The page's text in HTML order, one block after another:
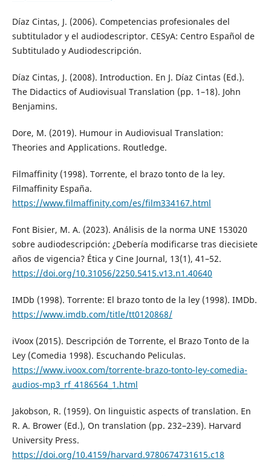
Díaz Cintas, J. (2006). Competencias profesionales del
subtitulador y el audiodescriptor. CESyA: Centro Español de
Subtitulado y Audiodescripción.
Díaz Cintas, J. (2008). Introduction. En J. Díaz Cintas (Ed.).
The Didactics of Audiovisual Translation (pp. 1–18). John
Benjamins.
Dore, M. (2019). Humour in Audiovisual Translation:
Theories and Applications. Routledge.
Filmaffinity (1998). Torrente, el brazo tonto de la ley.
Filmaffinity España.
https://www.filmaffinity.com/es/film334167.html
Font Bisier, M. A. (2023). Análisis de la norma UNE 153020
sobre audiodescripción: ¿Debería modificarse tras diecisiete
años de vigencia? Ética y Cine Journal, 13(1), 41–52.
https://doi.org/10.31056/2250.5415.v13.n1.40640
IMDb (1998). Torrente: El brazo tonto de la ley (1998). IMDb.
https://www.imdb.com/title/tt0120868/
iVoox (2015). Descripción de Torrente, el Brazo Tonto de la
Ley (Comedia 1998). Escuchando Peliculas.
https://www.ivoox.com/torrente-brazo-tonto-ley-comedia-
audios-mp3_rf_4186564_1.html
Jakobson, R. (1959). On linguistic aspects of translation. En
R. A. Brower (Ed.), On translation (pp. 232–239). Harvard
University Press.
https://doi.org/10.4159/harvard.9780674731615.c18